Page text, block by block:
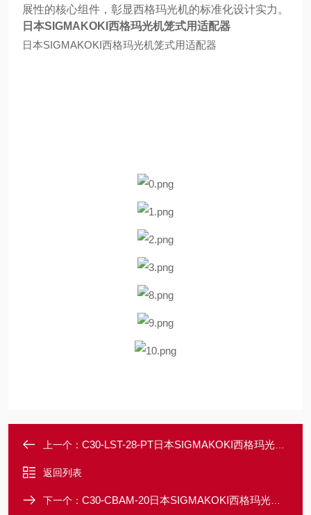
展性的核心组件，彰显西格玛光机的标准化设计实力。
日本SIGMAKOKI西格玛光机笼式用适配器
日本SIGMAKOKI西格玛光机笼式用适配器
上一个： C30-LST-28-PT日本SIGMAKOKI西格玛光机笼式遮光管板
返回列表
下一个： C30-CBAM-20日本SIGMAKOKI西格玛光机笼式用高度调整架